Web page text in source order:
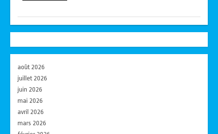
août 2026
juillet 2026
juin 2026
mai 2026
avril 2026
mars 2026